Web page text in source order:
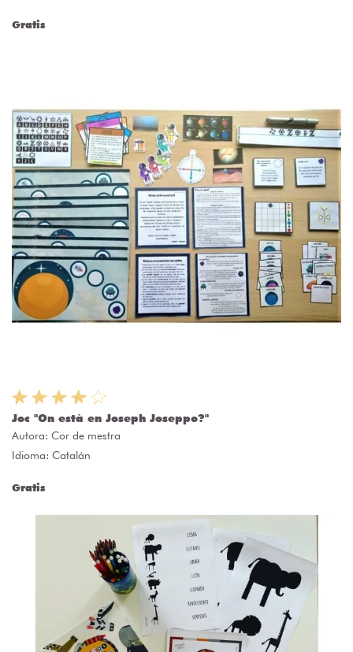
Gratis
Joc "On està en Joseph Joseppo?"
Autora: Cor de mestra
Idioma: Catalán
Gratis